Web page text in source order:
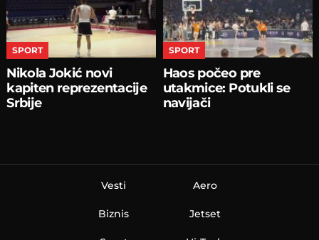
SPORT
Nikola Jokić novi
kapiten reprezentacije
Srbije
SPORT
Haos počeo pre
utakmice: Potukli se
navijači
Vesti
Biznis
Aero
Jetset